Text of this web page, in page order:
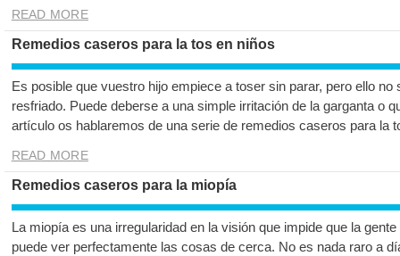
READ MORE
Remedios caseros para la tos en niños
Es posible que vuestro hijo empiece a toser sin parar, pero ello
resfriado. Puede deberse a una simple irritación de la garganta o
artículo os hablaremos de una serie de remedios caseros para la
READ MORE
Remedios caseros para la miopía
La miopía es una irregularidad en la visión que impide que la
puede ver perfectamente las cosas de cerca. No es nada raro a